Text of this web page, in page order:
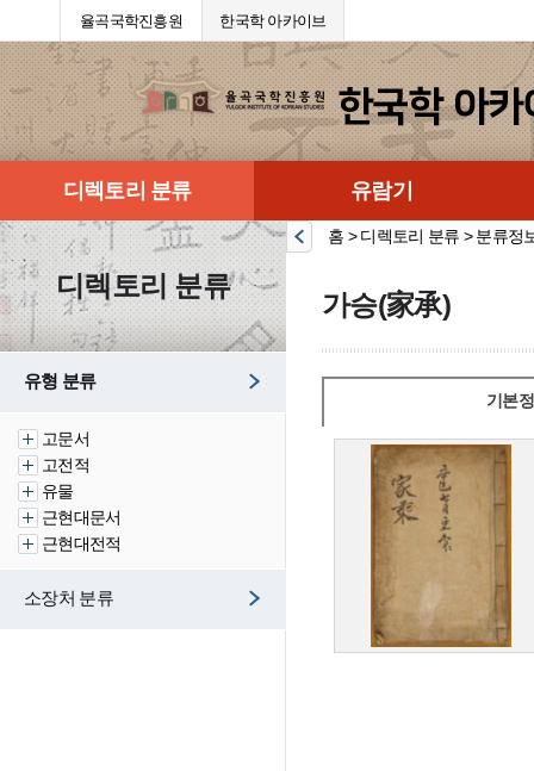
율곡국학진흥원 한국학 아카이브
디렉토리 분류 유람기
디렉토리 분류
유형 분류
고문서
고전적
유물
근현대문서
근현대전적
소장처 분류
홈 > 디렉토리 분류 > 분류정
가승(家承)
기본